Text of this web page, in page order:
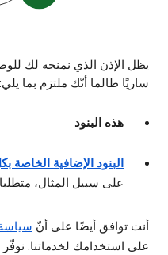
يظل الإذن الذي نمنحه لك
ساريًا طالما أنّك ملتزم بما يلي:
هذه البنود
البنود الإضافية الخاصة
على سبيل المثال،
أنت توافق أيضًا على أنّ
على استخدامك لخدماتنا.